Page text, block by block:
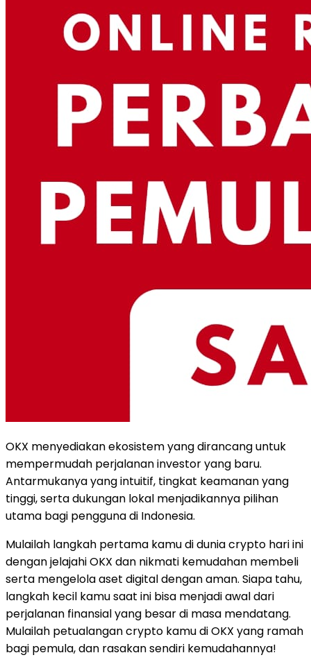
OKX menyediakan ekosistem yang dirancang untuk
mempermudah perjalanan investor yang baru.
Antarmukanya yang intuitif, tingkat keamanan yang
tinggi, serta dukungan lokal menjadikannya pilihan
utama bagi pengguna di Indonesia.
Mulailah langkah pertama kamu di dunia crypto hari ini
dengan jelajahi OKX dan nikmati kemudahan membeli
serta mengelola aset digital dengan aman. Siapa tahu,
langkah kecil kamu saat ini bisa menjadi awal dari
perjalanan finansial yang besar di masa mendatang.
Mulailah petualangan crypto kamu di OKX yang ramah
bagi pemula, dan rasakan sendiri kemudahannya!